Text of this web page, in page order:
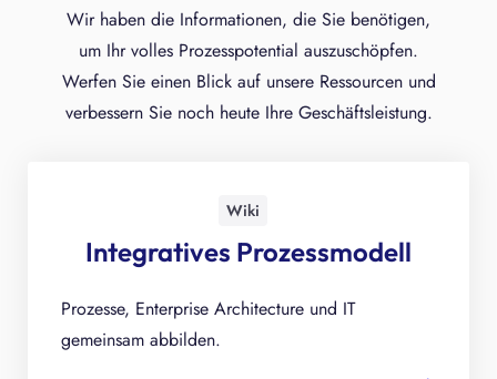
Wir haben die Informationen, die Sie benötigen,
um Ihr volles Prozesspotential auszuschöpfen.
Werfen Sie einen Blick auf unsere Ressourcen und
verbessern Sie noch heute Ihre Geschäftsleistung.
Wiki
Integratives Prozessmodell
Prozesse, Enterprise Architecture und IT
gemeinsam abbilden.